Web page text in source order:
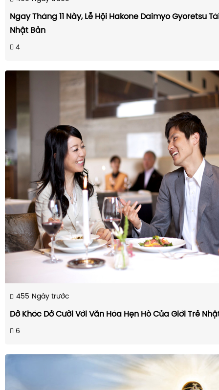
Ngay Tháng 11 Này, Lễ Hội Hakone Daimyo Gyoretsu
Nhật Bản
4
455 Ngày trước
Dở Khóc Dở Cười Với Văn Hóa Hẹn Hò Của Giới Trẻ
6